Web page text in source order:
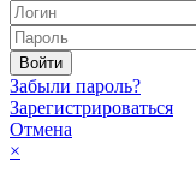
Забыли пароль?
Зарегистрироваться
Отмена
×